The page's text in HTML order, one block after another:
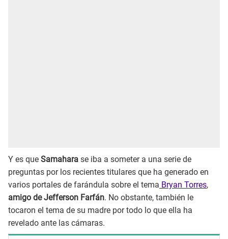
Y es que Samahara se iba a someter a una serie de
preguntas por los recientes titulares que ha generado en
varios portales de farándula sobre el tema Bryan Torres,
amigo de Jefferson Farfán. No obstante, también le
tocaron el tema de su madre por todo lo que ella ha
revelado ante las cámaras.